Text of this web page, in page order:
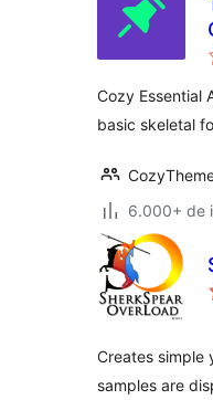
Cozy Essential
basic skeletal
6.000+ de
Creates simple
samples are